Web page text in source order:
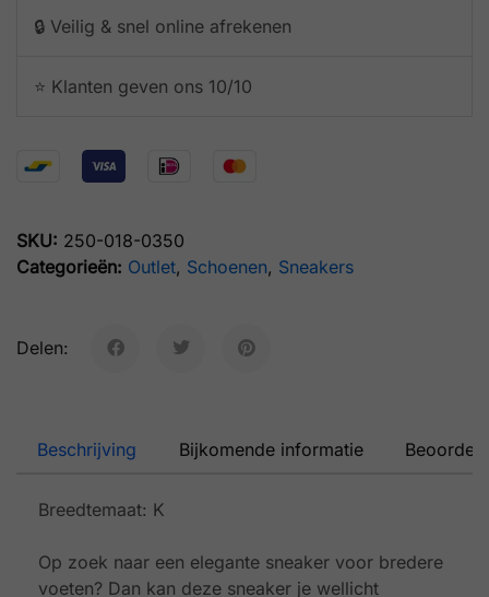
🔒 Veilig & snel online afrekenen
⭐️ Klanten geven ons 10/10
SKU: 250-018-0350
Categorieën: Outlet, Schoenen, Sneakers
Delen:
Beschrijving Bijkomende informatie
Breedtemaat: K
Op zoek naar een elegante sneaker voor bredere
voeten? Dan kan deze sneaker je wellicht